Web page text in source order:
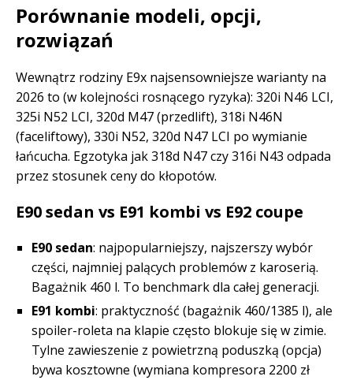
Porównanie modeli, opcji,
rozwiązań
Wewnątrz rodziny E9x najsensowniejsze warianty na
2026 to (w kolejności rosnącego ryzyka): 320i N46 LCI,
325i N52 LCI, 320d M47 (przedlift), 318i N46N
(faceliftowy), 330i N52, 320d N47 LCI po wymianie
łańcucha. Egzotyka jak 318d N47 czy 316i N43 odpada
przez stosunek ceny do kłopotów.
E90 sedan vs E91 kombi vs E92 coupe
E90 sedan: najpopularniejszy, najszerszy wybór
części, najmniej palących problemów z karoserią.
Bagażnik 460 l. To benchmark dla całej generacji.
E91 kombi: praktyczność (bagażnik 460/1385 l), ale
spoiler-roleta na klapie często blokuje się w zimie.
Tylne zawieszenie z powietrzną poduszką (opcja)
bywa kosztowne (wymiana kompresora 2200 zł